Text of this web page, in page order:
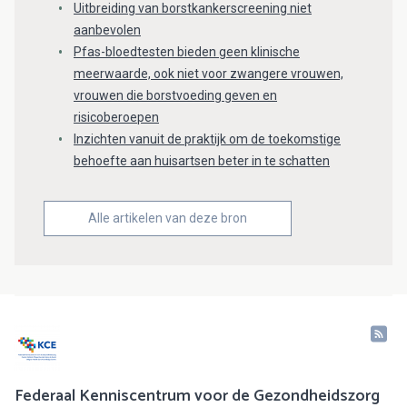
Uitbreiding van borstkankerscreening niet
aanbevolen
Pfas-bloedtesten bieden geen klinische
meerwaarde, ook niet voor zwangere vrouwen,
vrouwen die borstvoeding geven en
risicoberoepen
Inzichten vanuit de praktijk om de toekomstige
behoefte aan huisartsen beter in te schatten
Alle artikelen van deze bron
Federaal Kenniscentrum voor de Gezondheidszorg